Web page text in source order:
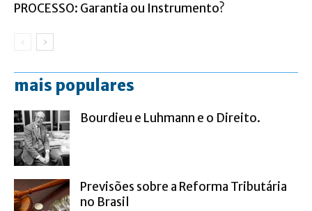
PROCESSO: Garantia ou Instrumento?
mais populares
Bourdieu e Luhmann e o Direito.
Previsões sobre a Reforma Tributária
no Brasil